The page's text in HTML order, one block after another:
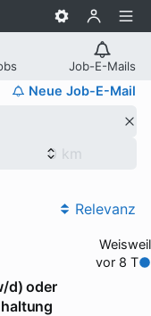
Job-E-Mails
Neue Job-E-Mail
Relevanz
Weisweil
vor 8 T
d) oder